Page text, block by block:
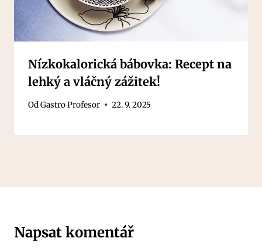
Nízkokalorická bábovka: Recept na
lehký a vláčný zážitek!
OdGastro Profesor 22. 9. 2025
Napsat komentář